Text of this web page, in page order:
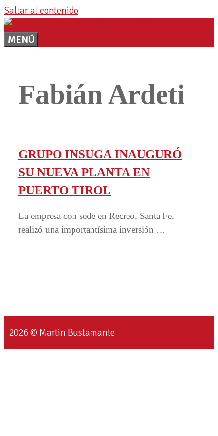
Saltar al contenido
MENÚ
Fabián Ardeti
GRUPO INSUGA INAUGURÓ
SU NUEVA PLANTA EN
PUERTO TIROL
La empresa con sede en Recreo, Santa Fe,
realizó una importantísima inversión …
2026 © Martin Bustamante